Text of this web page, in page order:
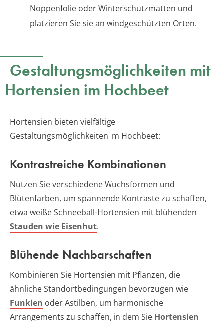
Noppenfolie oder Winterschutzmatten und
platzieren Sie sie an windgeschützten Orten.
Gestaltungsmöglichkeiten mit
Hortensien im Hochbeet
Hortensien bieten vielfältige
Gestaltungsmöglichkeiten im Hochbeet:
Kontrastreiche Kombinationen
Nutzen Sie verschiedene Wuchsformen und
Blütenfarben, um spannende Kontraste zu schaffen,
etwa weiße Schneeball-Hortensien mit blühenden
Stauden wie Eisenhut.
Blühende Nachbarschaften
Kombinieren Sie Hortensien mit Pflanzen, die
ähnliche Standortbedingungen bevorzugen wie
Funkien oder Astilben, um harmonische
Arrangements zu schaffen, in dem Sie Hortensien